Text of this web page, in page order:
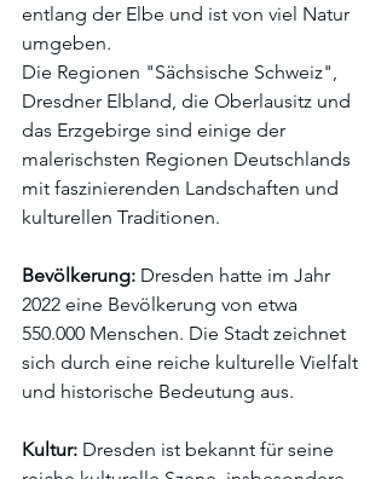
entlang der Elbe und ist von viel Natur
umgeben.
Die Regionen "Sächsische Schweiz",
Dresdner Elbland, die Oberlausitz und
das Erzgebirge sind einige der
malerischsten Regionen Deutschlands
mit faszinierenden Landschaften und
kulturellen Traditionen.
Bevölkerung: Dresden hatte im Jahr
2022 eine Bevölkerung von etwa
550.000 Menschen. Die Stadt zeichnet
sich durch eine reiche kulturelle Vielfalt
und historische Bedeutung aus.
Kultur: Dresden ist bekannt für seine